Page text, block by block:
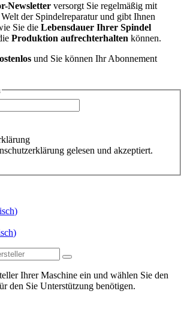
Newsletter versorgt Sie regelmäßig mit
der Spindelreparatur und gibt Ihnen
Sie die Lebensdauer Ihrer Spindel
Produktion aufrechterhalten können.
und Sie können Ihr Abonnement
gelesen und akzeptiert.
)
)
Ihrer Maschine ein und wählen Sie den
den Sie Unterstützung benötigen.